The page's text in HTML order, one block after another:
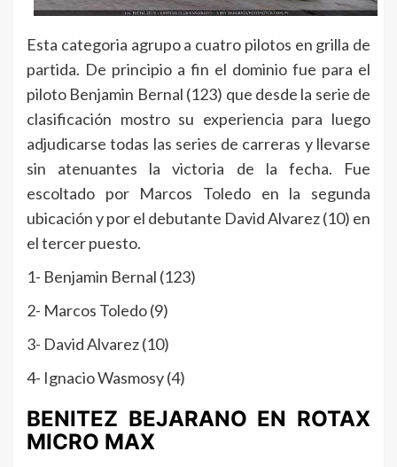
Esta categoria agrupo a cuatro pilotos en grilla de
partida. De principio a fin el dominio fue para el
piloto Benjamin Bernal (123) que desde la serie de
clasificación mostro su experiencia para luego
adjudicarse todas las series de carreras y llevarse
sin atenuantes la victoria de la fecha. Fue
escoltado por Marcos Toledo en la segunda
ubicación y por el debutante David Alvarez (10) en
el tercer puesto.
1- Benjamin Bernal (123)
2- Marcos Toledo (9)
3- David Alvarez (10)
4- Ignacio Wasmosy (4)
BENITEZ BEJARANO EN ROTAX
MICRO MAX